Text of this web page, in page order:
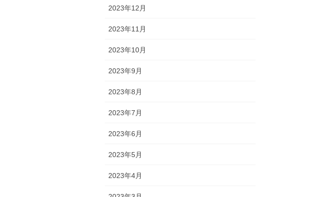
2023年12月
2023年11月
2023年10月
2023年9月
2023年8月
2023年7月
2023年6月
2023年5月
2023年4月